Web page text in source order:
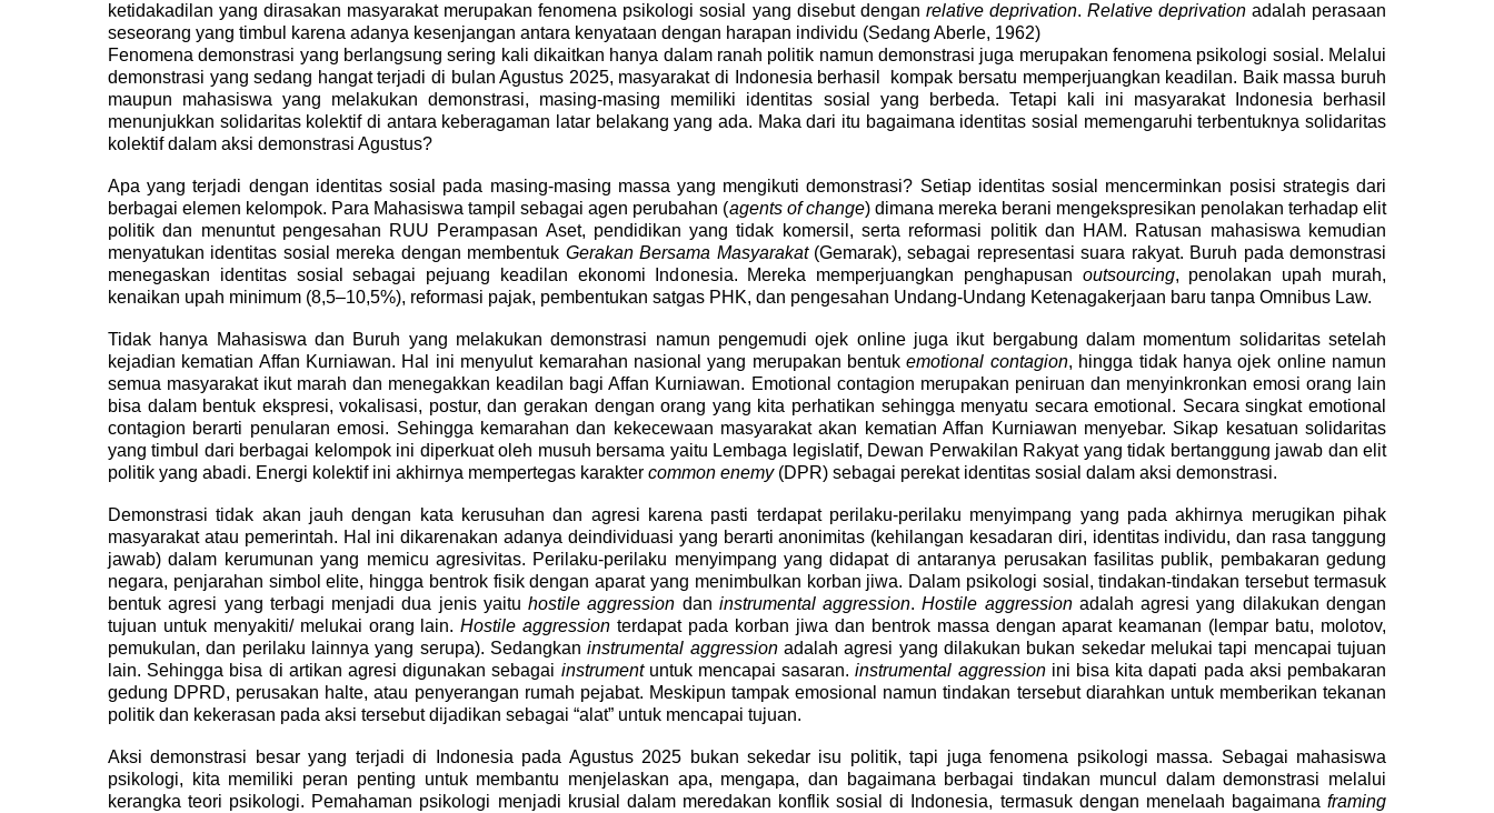
ketidakadilan yang dirasakan masyarakat merupakan fenomena psikologi sosial yang disebut dengan relative deprivation. Relative deprivationadalah perasaan
seseorang yang timbul karena adanya kesenjangan antara kenyataan dengan harapan individu (Sedang Aberle, 1962)
Fenomena demonstrasi yang berlangsung sering kali dikaitkan hanya dalam ranah politik namun demonstrasi juga merupakan fenomena psikologi sosial. Melalui
demonstrasi yang sedang hangat terjadi di bulan Agustus 2025, masyarakat di Indonesia berhasil kompak bersatu memperjuangkan keadilan. Baik massa buruh
maupun mahasiswa yang melakukan demonstrasi, masing-masing memiliki identitas sosial yang berbeda. Tetapi kali ini masyarakat Indonesia berhasil
menunjukkan solidaritas kolektif di antara keberagaman latar belakang yang ada. Maka dari itu bagaimana identitas sosial memengaruhi terbentuknya solidaritas
kolektif dalam aksi demonstrasi Agustus?
Apa yang terjadi dengan identitas sosial pada masing-masing massa yang mengikuti demonstrasi? Setiap identitas sosial mencerminkan posisi strategis dari
berbagai elemen kelompok. Para Mahasiswa tampil sebagai agen perubahan (agents of change) dimana mereka berani mengekspresikan penolakan terhadap elit
politik dan menuntut pengesahan RUU Perampasan Aset, pendidikan yang tidak komersil, serta reformasi politik dan HAM. Ratusan mahasiswa kemudian
menyatukan identitas sosial mereka dengan membentuk Gerakan Bersama Masyarakat(Gemarak), sebagai representasi suara rakyat. Buruh pada demonstrasi
menegaskan identitas sosial sebagai pejuang keadilan ekonomi Indonesia. Mereka memperjuangkan penghapusan outsourcing, penolakan upah murah,
kenaikan upah minimum (8,5–10,5%), reformasi pajak, pembentukan satgas PHK, dan pengesahan Undang-Undang Ketenagakerjaan baru tanpa Omnibus Law.
Tidak hanya Mahasiswa dan Buruh yang melakukan demonstrasi namun pengemudi ojek online juga ikut bergabung dalam momentum solidaritas setelah
kejadian kematian Affan Kurniawan. Hal ini menyulut kemarahan nasional yang merupakan bentukemotional contagion, hingga tidak hanya ojek online namun
semua masyarakat ikut marah dan menegakkan keadilan bagi Affan Kurniawan. Emotional contagion merupakan peniruan dan menyinkronkan emosi orang lain
bisa dalam bentuk ekspresi, vokalisasi, postur, dan gerakan dengan orang yang kita perhatikan sehingga menyatu secara emotional. Secara singkat emotional
contagion berarti penularan emosi. Sehingga kemarahan dan kekecewaan masyarakat akan kematian Affan Kurniawan menyebar. Sikap kesatuan solidaritas
yang timbul dari berbagai kelompok ini diperkuat oleh musuh bersama yaitu Lembaga legislatif, Dewan Perwakilan Rakyat yang tidak bertanggung jawab dan elit
politik yang abadi. Energi kolektif ini akhirnya mempertegas karakter common enemy(DPR) sebagai perekat identitas sosial dalam aksi demonstrasi.
Demonstrasi tidak akan jauh dengan kata kerusuhan dan agresi karena pasti terdapat perilaku-perilaku menyimpang yang pada akhirnya merugikan pihak
masyarakat atau pemerintah. Hal ini dikarenakan adanya deindividuasi yang berarti anonimitas (kehilangan kesadaran diri, identitas individu, dan rasa tanggung
jawab) dalam kerumunan yang memicu agresivitas. Perilaku-perilaku menyimpang yang didapat di antaranya perusakan fasilitas publik, pembakaran gedung
negara, penjarahan simbol elite, hingga bentrok fisik dengan aparat yang menimbulkan korban jiwa. Dalam psikologi sosial, tindakan-tindakan tersebut termasuk
bentuk agresi yang terbagi menjadi dua jenis yaituhostile aggression dan instrumental aggression.Hostile aggressionadalah agresi yang dilakukan dengan
tujuan untuk menyakiti/ melukai orang lain.Hostile aggression terdapat pada korban jiwa dan bentrok massa dengan aparat keamanan (lempar batu, molotov,
pemukulan, dan perilaku lainnya yang serupa). Sedangkaninstrumental aggressionadalah agresi yang dilakukan bukan sekedar melukai tapi mencapai tujuan
lain. Sehingga bisa di artikan agresi digunakan sebagai instrumentuntuk mencapai sasaran.instrumental aggression ini bisa kita dapati pada aksi pembakaran
gedung DPRD, perusakan halte, atau penyerangan rumah pejabat. Meskipun tampak emosional namun tindakan tersebut diarahkan untuk memberikan tekanan
politik dan kekerasan pada aksi tersebut dijadikan sebagai “alat” untuk mencapai tujuan.
Aksi demonstrasi besar yang terjadi di Indonesia pada Agustus 2025 bukan sekedar isu politik, tapi juga fenomena psikologi massa. Sebagai mahasiswa
psikologi, kita memiliki peran penting untuk membantu menjelaskan apa, mengapa, dan bagaimana berbagai tindakan muncul dalam demonstrasi melalui
kerangka teori psikologi. Pemahaman psikologi menjadi krusial dalam meredakan konflik sosial di Indonesia, termasuk dengan menelaah bagaimana framing